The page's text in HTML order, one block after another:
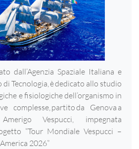
dall’Agenzia Spaziale Italiana e
Tecnologia, è dedicato allo studio
e fisiologiche dell’organismo in
complesse, partito da Genova a
Vespucci, impegnata
“Tour Mondiale Vespucci –
2026”